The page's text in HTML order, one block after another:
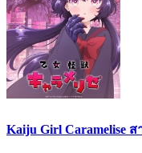
Kaiju Girl Caramelise